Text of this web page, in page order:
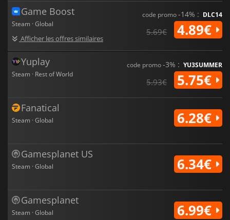
Game Boost
Steam · Global
Afficher les offres similaires
code promo-14% : DLC14
5.69€ 4.89€
Yuplay
Steam · Rest of World
code promo-3% : YU3SUMMER
5.93€ 5.75€
Fanatical
Steam · Global 6.28€
Gamesplanet US
Steam · Global 6.34€
Gamesplanet
Steam · Global 6.99€